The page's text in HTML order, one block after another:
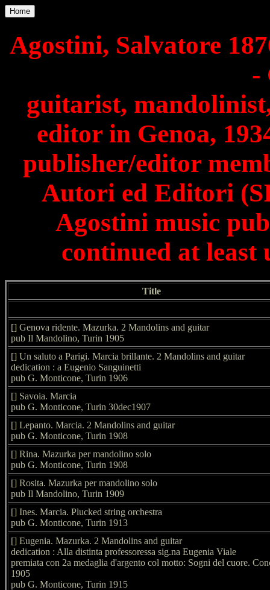
Home
Agostini, Salvatore
-
guitarist,
editor in Genoa,
publisher/editor
Autori ed Editori
Agostini music
continued at least
Title
[] Genova ridente. Mazurka. 2 Mandolins and guitar
pub Il Mandolino, Turin 1905
[] Un saluto a Parigi. Marcia brillante. 2 Mandolins and guitar
dedication : a Eugenio Sanguinetti
pub G. Monticone, Turin 1906
[] Savoia. Marcia
pub G. Monticone, Turin 30dec1907
[] Lepanto. Marcia. 2 Mandolins and guitar
pub G. Monticone, Turin 1908
[] Rina. Mazurka per mandolino solo
pub G. Monticone, Turin 1908
[] Rosita. Mazurka per mandolino solo
pub Il Mandolino, Turin 1909
[] Ines. Marcia. Plucked string orchestra
pub G. Monticone, Turin 1913
[] Eugenia. Mazurka. 2 Mandolins and guitar
dedication : Alla distinta professoressa sig.na Eugenia Viale
premiata con 2a medaglia d'argento col motto: Sogni del cuore.
1905
pub G. Monticone, Turin 1915